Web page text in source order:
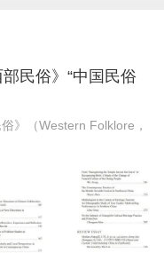
民俗》“中国民俗
》（Western Folklore，